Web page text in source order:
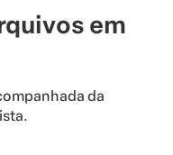
em
da